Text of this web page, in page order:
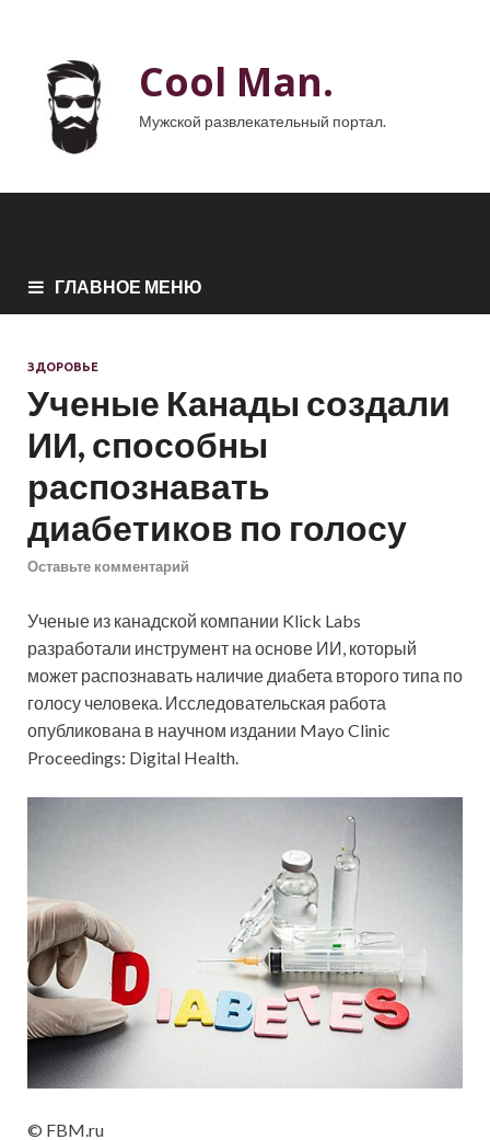
Cool Man.
Мужской развлекательный портал.
ГЛАВНОЕ МЕНЮ
ЗДОРОВЬЕ
Ученые Канады создали
ИИ, способны
распознавать
диабетиков по голосу
Оставьте комментарий
Ученые из канадской компании Klick Labs
разработали инструмент на основе ИИ, который
может распознавать наличие диабета второго типа по
голосу человека. Исследовательская работа
опубликована в научном издании Mayo Clinic
Proceedings: Digital Health.
© FBM.ru